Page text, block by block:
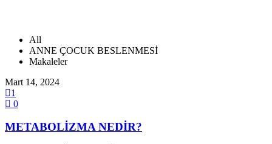
All
ANNE ÇOCUK BESLENMESİ
Makaleler
Mart 14, 2024
1
0
METABOLİZMA NEDİR?